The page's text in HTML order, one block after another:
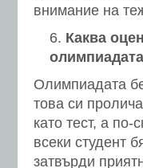
внимание на
Каква
Олимпиадата
това си
като тест, а по-
всеки студент
затвърди